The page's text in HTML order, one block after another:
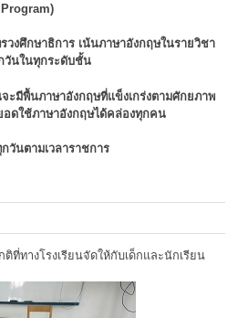
วงศึกษาธิการ เน้นภาษาอังกฤษในรายวิชา
วันในทุกระดับชั้น
ะมีพื้นภาษาอังกฤษที่แข็งเกร่งตามศักยภาพ
อดใช้ภาษาอังกฤษได้คล่องทุกคน
วันตามเวลาราชการ
ที่ทางโรงเรียนจัดให้กับเด็กและนักเรียน